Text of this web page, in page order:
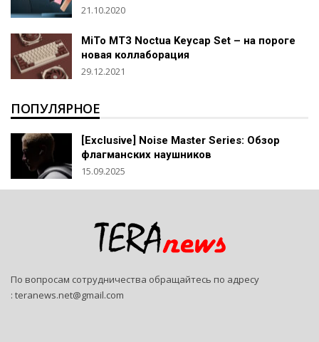
21.10.2020
MiTo MT3 Noctua Keycap Set – на пороге
новая коллаборация
29.12.2021
ПОПУЛЯРНОЕ
[Exclusive] Noise Master Series: Обзор
флагманских наушников
15.09.2025
По вопросам сотрудничества обращайтесь по адресу
: teranews.net@gmail.com